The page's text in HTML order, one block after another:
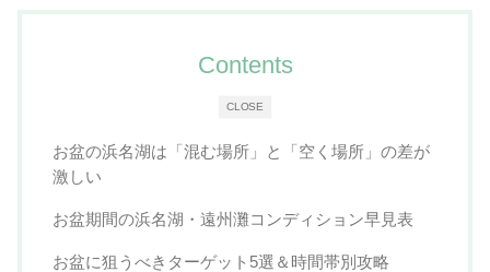
CLOSE
Contents
お盆の浜名湖は「混む場所」と「空く場所」の差が
激しい
お盆期間の浜名湖・遠州灘コンディション早見表
お盆に狙うべきターゲット5選＆時間帯別攻略